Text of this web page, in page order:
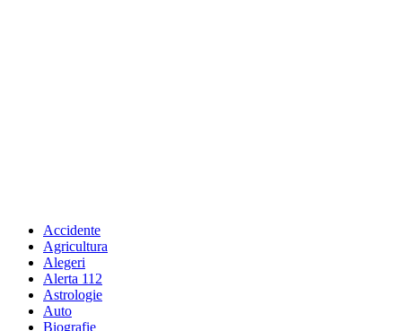
Accidente
Agricultura
Alegeri
Alerta 112
Astrologie
Auto
Biografie